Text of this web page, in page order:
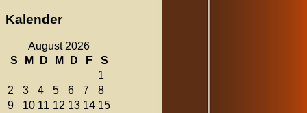
Kalender
August 2026
S
M D M D F
S
1
2
3 4 5 6 7
8
9
10 11 12 13 14 15